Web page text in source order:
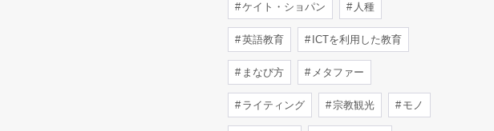
ケイト・ショパン 人種
英語教育 ICTを利用した教育
まなび方 メタファー
ライティング 宗教観光 モノ